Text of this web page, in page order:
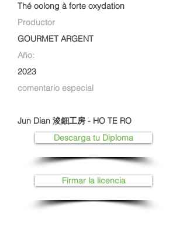
Thé oolong à forte oxydation
Productor
GOURMET ARGENT
Año:
2023
comentario especial
Jun Dian 浚鈿工房 - HO TE RO
Descarga tu Diploma
Firmar la licencia